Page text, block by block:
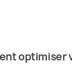
optimiser